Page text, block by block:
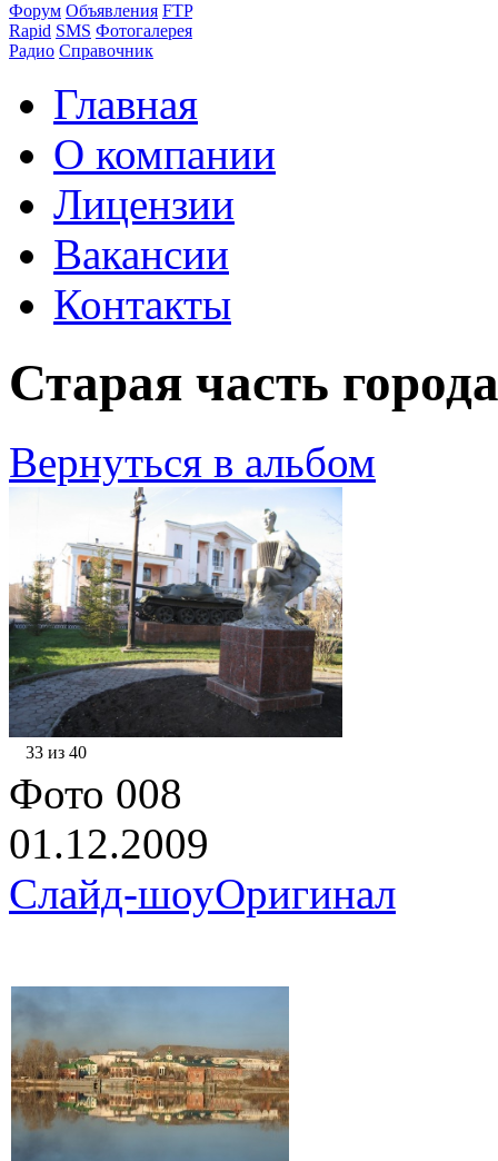
Форум Объявления FTP
Rapid SMS Фотогалерея
Радио Справочник
Главная
О компании
Лицензии
Вакансии
Контакты
Старая часть
Вернуться в альбом
33 из 40
Фото 008
01.12.2009
Слайд-шоуОригинал